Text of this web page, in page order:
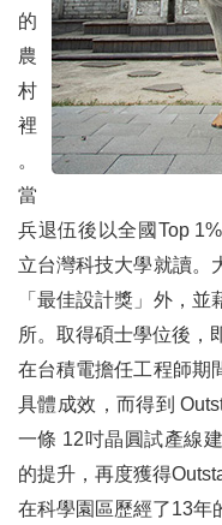
3482地區總監 方 芳DG
3490地區總監 陳勝騰DG
3501地區總監 何川澤DG
3502地區總監 高國安DG
3510地區總監 陳高明DG
3521地區總監 林碧堂DG
3522地區總監 龍明道DG
3523地區總監 楊樑福DG
讓世界看見台灣 ——2026
的
農
村
裡
。
當
兵退伍後以全國Top
立台灣科技大學就讀。
「最佳設計獎」外，
所。取得碩士學位後，
在台積電擔任工程師期
具體成效，而得到
一條 12吋晶圓試產線
的提升，再度獲得
在科學園區歷經了13年